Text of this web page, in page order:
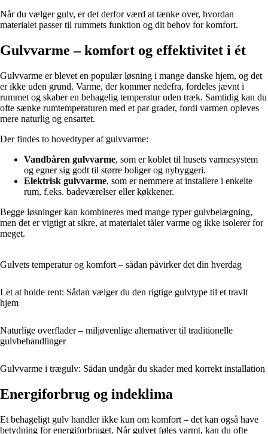
Når du vælger gulv, er det derfor værd at tænke over, hvordan
materialet passer til rummets funktion og dit behov for komfort.
Gulvvarme – komfort og effektivitet i ét
Gulvvarme er blevet en populær løsning i mange danske hjem, og det
er ikke uden grund. Varme, der kommer nedefra, fordeles jævnt i
rummet og skaber en behagelig temperatur uden træk. Samtidig kan du
ofte sænke rumtemperaturen med et par grader, fordi varmen opleves
mere naturlig og ensartet.
Der findes to hovedtyper af gulvvarme:
Vandbåren gulvvarme, som er koblet til husets varmesystem
og egner sig godt til større boliger og nybyggeri.
Elektrisk gulvvarme, som er nemmere at installere i enkelte
rum, f.eks. badeværelser eller køkkener.
Begge løsninger kan kombineres med mange typer gulvbelægning,
men det er vigtigt at sikre, at materialet tåler varme og ikke isolerer for
meget.
Gulvets temperatur og komfort – sådan påvirker det din hverdag
Let at holde rent: Sådan vælger du den rigtige gulvtype til et travlt
hjem
Naturlige overflader – miljøvenlige alternativer til traditionelle
gulvbehandlinger
Gulvvarme i trægulv: Sådan undgår du skader med korrekt installation
Energiforbrug og indeklima
Et behageligt gulv handler ikke kun om komfort – det kan også have
betydning for energiforbruget. Når gulvet føles varmt, kan du ofte